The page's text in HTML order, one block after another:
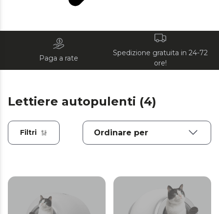
Paga a rate
Spedizione gratuita in 24-72
ore!
Lettiere autopulenti (4)
Filtri